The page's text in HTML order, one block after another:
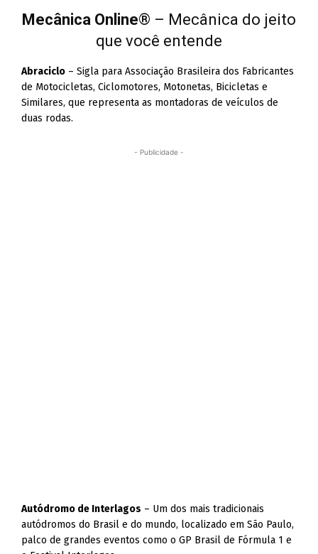
Mecânica Online® – Mecânica do jeito
que você entende
Abraciclo – Sigla para Associação Brasileira dos Fabricantes
de Motocicletas, Ciclomotores, Motonetas, Bicicletas e
Similares, que representa as montadoras de veículos de
duas rodas.
- Publicidade -
Autódromo de Interlagos – Um dos mais tradicionais
autódromos do Brasil e do mundo, localizado em São Paulo,
palco de grandes eventos como o GP Brasil de Fórmula 1 e